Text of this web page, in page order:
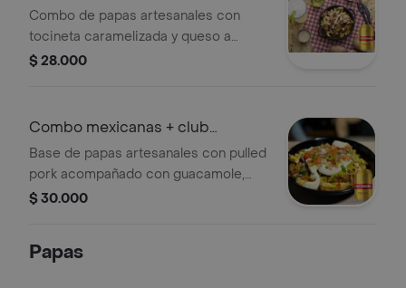
colombia dorada
Combo de papas artesanales con
tocineta caramelizada y queso a
elección, acompañado de una
$ 28.000
Combo mexicanas + club
colombia dorada
Base de papas artesanales con pulled
pork acompañado con guacamole,
queso philadelphia, picadillo y salsa
$ 30.000
Papas